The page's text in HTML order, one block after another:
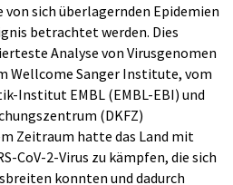
von sich überlagernden Epidemien
betrachtet werden. Dies
Analyse von Virusgenomen
Wellcome Sanger Institute, vom
Institut EMBL (EMBL-EBI) und
(DKFZ)
Zeitraum hatte das Land mit
CoV-2-Virus zu kämpfen, die sich
konnten und dadurch